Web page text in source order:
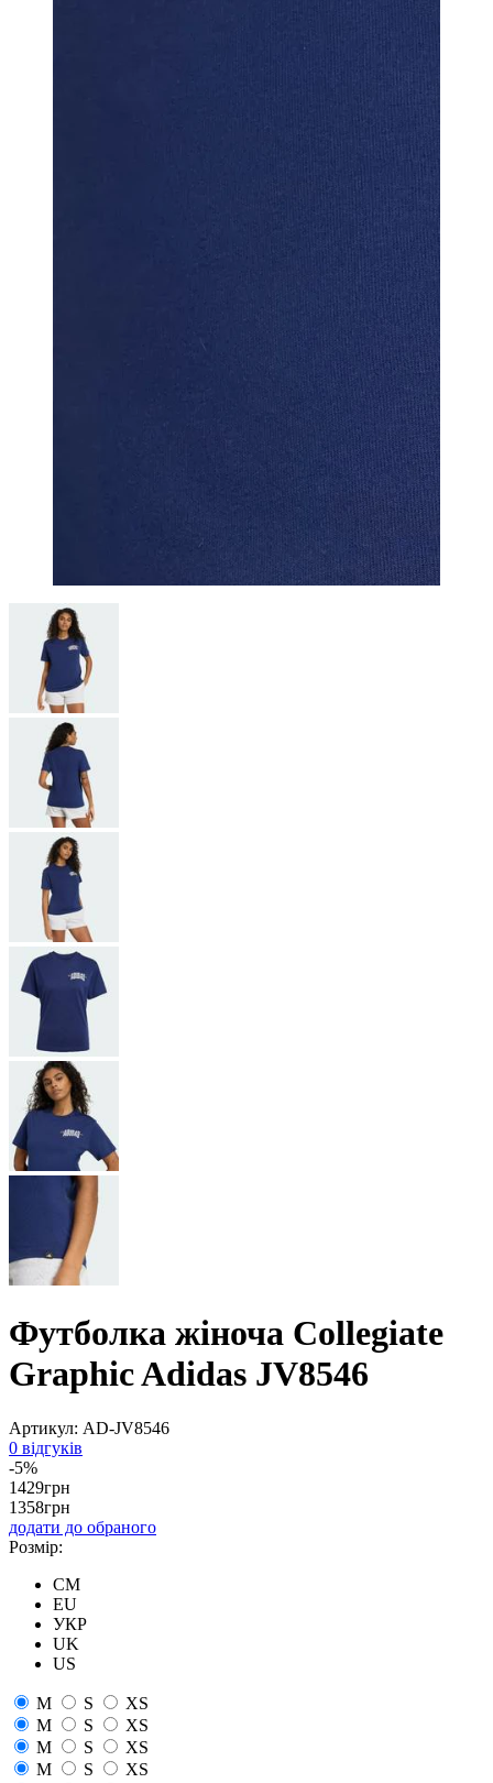
Футболка жіноча Collegiate
Graphic Adidas JV8546
Артикул: AD-JV8546
0 відгуків
-5%
1429грн
1358грн
додати до обраного
Розмір:
CM
EU
УКР
UK
US
M S
XS
M
S
XS
M
S
XS
M
S
XS